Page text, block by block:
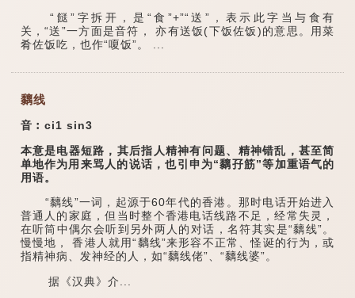
“餸”字拆开，是“食”+”“送”，表示此字当与食有
关，“送”一方面是音符， 亦有送饭(下饭佐饭)的意思。用菜
肴佐饭吃，也作“嗄饭”。 ...
黐线
音︰ci1 sin3
本意是电器短路，其后指人精神有问题、精神错乱，甚至简
单地作为用来骂人的说话，也引申为“黐孖筋”等加重语气的
用语。
“黐线”一词，起源于60年代的香港。那时电话开始进入
普通人的家庭，但当时整个香港电话线路不足，经常失灵，
在听筒中偶尔会听到另外两人的对话，名符其实是“黐线”。
慢慢地， 香港人就用“黐线”来形容不正常、怪诞的行为，或
指精神病、发神经的人，如“黐线佬”、“黐线婆”。
据《汉典》介...